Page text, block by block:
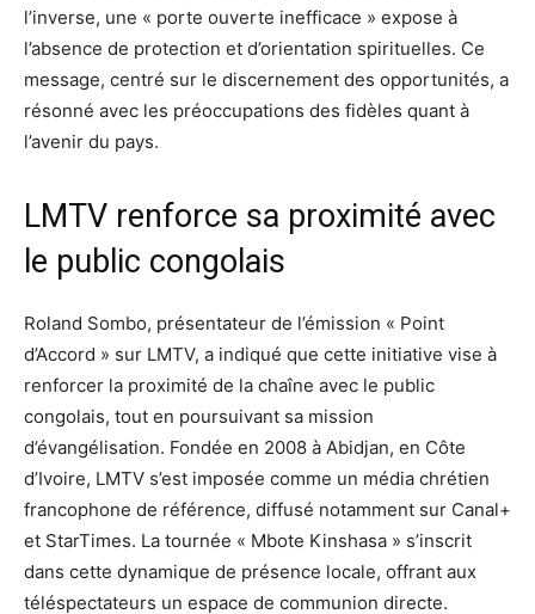
l’inverse, une « porte ouverte inefficace » expose à
l’absence de protection et d’orientation spirituelles. Ce
message, centré sur le discernement des opportunités, a
résonné avec les préoccupations des fidèles quant à
l’avenir du pays.
LMTV renforce sa proximité avec
le public congolais
Roland Sombo, présentateur de l’émission « Point
d’Accord » sur LMTV, a indiqué que cette initiative vise à
renforcer la proximité de la chaîne avec le public
congolais, tout en poursuivant sa mission
d’évangélisation. Fondée en 2008 à Abidjan, en Côte
d’Ivoire, LMTV s’est imposée comme un média chrétien
francophone de référence, diffusé notamment sur Canal+
et StarTimes. La tournée « Mbote Kinshasa » s’inscrit
dans cette dynamique de présence locale, offrant aux
téléspectateurs un espace de communion directe.